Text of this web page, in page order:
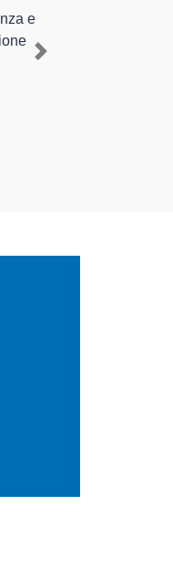
Sesia
il ripristino
da
Next